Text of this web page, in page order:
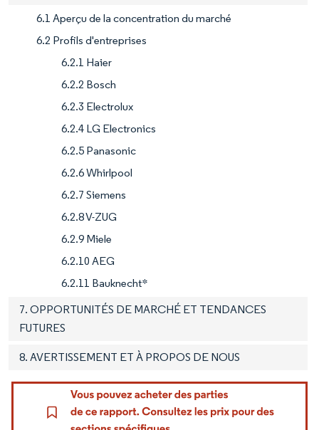
6.1 Aperçu de la concentration du marché
6.2 Profils d'entreprises
6.2.1 Haier
6.2.2 Bosch
6.2.3 Electrolux
6.2.4 LG Electronics
6.2.5 Panasonic
6.2.6 Whirlpool
6.2.7 Siemens
6.2.8 V-ZUG
6.2.9 Miele
6.2.10 AEG
6.2.11 Bauknecht*
7. OPPORTUNITÉS DE MARCHÉ ET TENDANCES
FUTURES
8. AVERTISSEMENT ET À PROPOS DE NOUS